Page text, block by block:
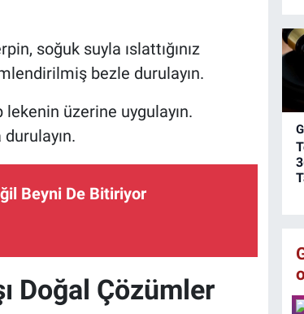
soğuk suyla ıslattığınız
bezle durulayın.
lekenin üzerine uygulayın.
Beyni De Bitiriyor
Doğal Çözümler